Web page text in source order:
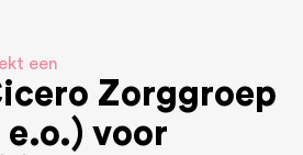
een
Zorggroep
e.o.) voor